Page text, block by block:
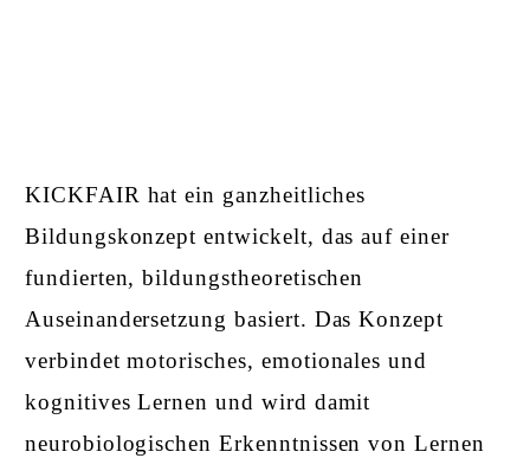
KICKFAIR hat ein ganzheitliches
Bildungskonzept entwickelt, das auf einer
fundierten, bildungstheoretischen
Auseinandersetzung basiert. Das Konzept
verbindet motorisches, emotionales und
kognitives Lernen und wird damit
neurobiologischen Erkenntnissen von Lernen